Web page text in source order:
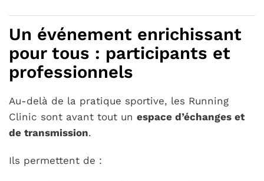
Un événement enrichissant
pour tous : participants et
professionnels
Au-delà de la pratique sportive, les Running
Clinic sont avant tout unespace d’échanges et
de transmission.
Ils permettent de :